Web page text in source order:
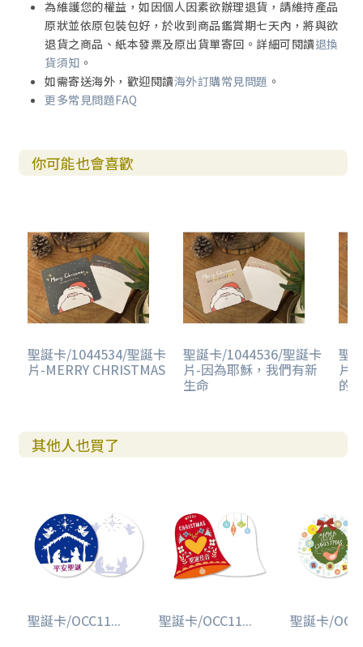
為維護您的權益，如因個人因素欲辦理退貨，請維持產品
原狀並依原包裝包好，於收到商品鑑賞期七天內，將與欲
退貨之商品、紙本發票及原出貨單寄回。詳細可閱讀退換
貨須知 。
如需寄送海外，歡迎閱讀海外訂購常見問題 。
更多常見問題FAQ
你可能也會喜歡
聖誕卡/1044534/聖誕卡
片-MERRY CHRISTMAS
聖誕卡/1044536/聖誕卡
片-因為耶穌，我們有新
生命
聖
片-
的
其他人也買了
聖誕卡/OCC11... 聖誕卡/OCC11... 聖誕卡/